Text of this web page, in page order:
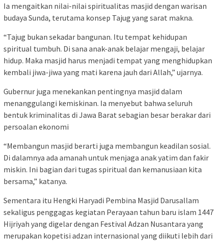
Ia mengaitkan nilai-nilai spiritualitas masjid dengan warisan
budaya Sunda, terutama konsep Tajug yang sarat makna.
“Tajug bukan sekadar bangunan. Itu tempat kehidupan
spiritual tumbuh. Di sana anak-anak belajar mengaji, belajar
hidup. Maka masjid harus menjadi tempat yang menghidupkan
kembali jiwa-jiwa yang mati karena jauh dari Allah,” ujarnya.
Gubernur juga menekankan pentingnya masjid dalam
menanggulangi kemiskinan. Ia menyebut bahwa seluruh
bentuk kriminalitas di Jawa Barat sebagian besar berakar dari
persoalan ekonomi
“Membangun masjid berarti juga membangun keadilan sosial.
Di dalamnya ada amanah untuk menjaga anak yatim dan fakir
miskin. Ini bagian dari tugas spiritual dan kemanusiaan kita
bersama,” katanya.
Sementara itu Hengki Haryadi Pembina Masjid Darusallam
sekaligus penggagas kegiatan Perayaan tahun baru islam 1447
Hijriyah yang digelar dengan Festival Adzan Nusantara yang
merupakan kopetisi adzan internasional yang diikuti lebih dari